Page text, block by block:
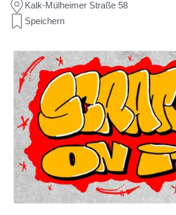
Kalk-Mülheimer Straße 58
Speichern